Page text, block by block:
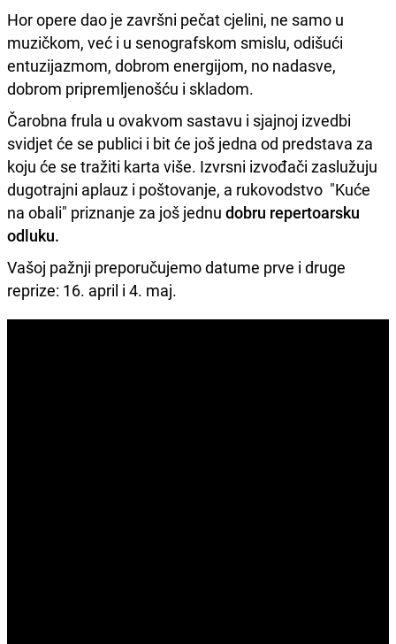
Hor opere dao je završni pečat cjelini, ne samo u
muzičkom, već i u senografskom smislu, odišući
entuzijazmom, dobrom energijom, no nadasve,
dobrom pripremljenošću i skladom.
Čarobna frula u ovakvom sastavu i sjajnoj izvedbi
svidjet će se publici i bit će još jedna od predstava za
koju će se tražiti karta više. Izvrsni izvođači zaslužuju
dugotrajni aplauz i poštovanje, a rukovodstvo "Kuće
na obali" priznanje za još jednu dobru repertoarsku
odluku.
Vašoj pažnji preporučujemo datume prve i druge
reprize: 16. april i 4. maj.